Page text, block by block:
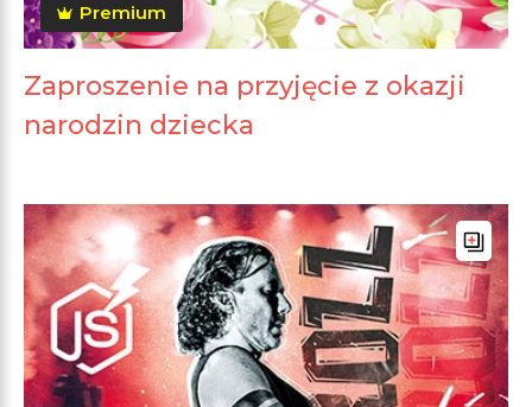
Premium
Zaproszenie na przyjęcie z okazji
narodzin dziecka